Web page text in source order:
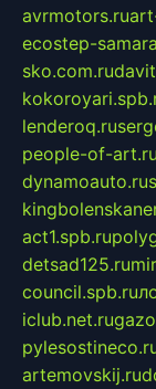
avrmotors.ru
ecostep-
sko.com.ru
lenderoq.ru
people-of-art.ru
dynamoauto.ru
act1.spb.ru
detsad125.ru
council.spb.ru
iclub.net.ru
artemovskij.ru